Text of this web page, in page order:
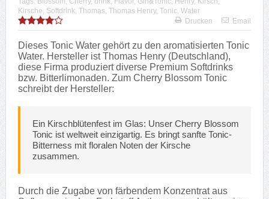
Kirsche, Softdrink, Thomas, Thomas Henry, Tonic, Water
Drucken
Email
Dieses Tonic Water gehört zu den aromatisierten Tonic
Water. Hersteller ist Thomas Henry (Deutschland),
diese Firma produziert diverse Premium Softdrinks
bzw. Bitterlimonaden. Zum Cherry Blossom Tonic
schreibt der Hersteller:
Ein Kirschblütenfest im Glas: Unser Cherry Blossom
Tonic ist weltweit einzigartig. Es bringt sanfte Tonic-
Bitterness mit floralen Noten der Kirsche
zusammen.
Durch die Zugabe von färbendem Konzentrat aus